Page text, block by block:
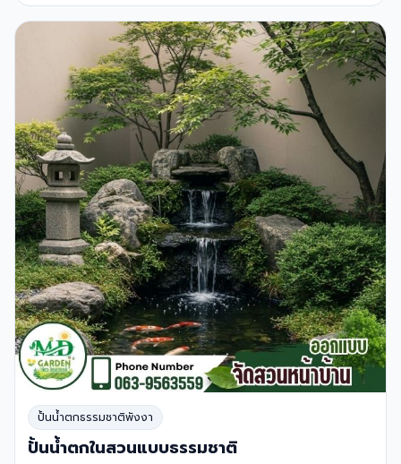
ปั้นน้ำตกธรรมชาติพังงา
ปั้นน้ำตกในสวนแบบธรรมชาติ